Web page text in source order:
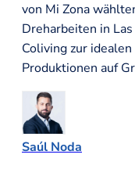
von Mi Zona
Dreharbeiten in
Coliving zur
Produktionen auf
Saúl Noda